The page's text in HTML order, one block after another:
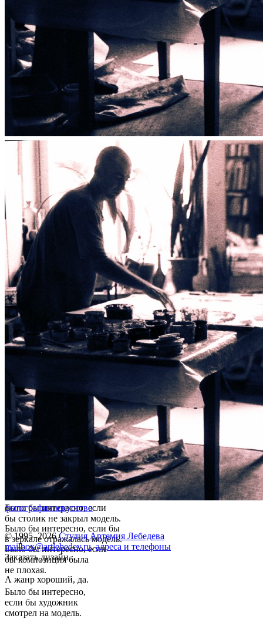
Было бы интересно, если
бы столик не закрыл модель.
Было бы интересно, если бы
в зеркале отражалась модель.
Было бы интересно, если
бы композиция была
не плохая.
А жанр хороший, да.
Было бы интересно,
если бы художник
смотрел на модель.
фотографияискусство
© 1995–2026 Студия Артемия Лебедева
mailbox@artlebedev.ru, адреса и телефоны
Заказать дизайн...